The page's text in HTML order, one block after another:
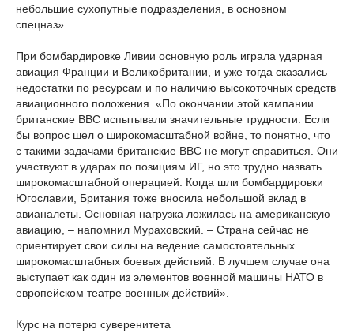
небольшие сухопутные подразделения, в основном
спецназ».
При бомбардировке Ливии основную роль играла ударная
авиация Франции и Великобритании, и уже тогда сказались
недостатки по ресурсам и по наличию высокоточных средств
авиационного положения. «По окончании этой кампании
британские ВВС испытывали значительные трудности. Если
бы вопрос шел о широкомасштабной войне, то понятно, что
с такими задачами британские ВВС не могут справиться. Они
участвуют в ударах по позициям ИГ, но это трудно назвать
широкомасштабной операцией. Когда шли бомбардировки
Югославии, Британия тоже вносила небольшой вклад в
авианалеты. Основная нагрузка ложилась на американскую
авиацию, – напомнил Мураховский. – Страна сейчас не
ориентирует свои силы на ведение самостоятельных
широкомасштабных боевых действий. В лучшем случае она
выступает как один из элементов военной машины НАТО в
европейском театре военных действий».
Курс на потерю суверенитета